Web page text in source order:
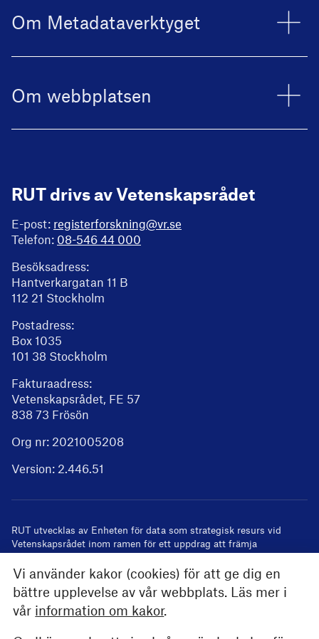
Vi använder kakor (cookies) för att ge dig en
bättre upplevelse av vår webbplats. Läs mer i
vår information om kakor.
Om Metadataverktyget
Om webbplatsen
RUT drivs av Vetenskapsrådet
E-post: registerforskning@vr.se
Telefon: 08-546 44 000
Besöksadress:
Hantverkargatan 11 B
112 21 Stockholm
Postadress:
Box 1035
101 38 Stockholm
Fakturaadress:
Vetenskapsrådet, FE 57
838 73 Frösön
Org nr: 2021005208
Version: 2.446.51
RUT utvecklas av Enheten för data som strategisk resurs vid
Vetenskapsrådet inom ramen för ett uppdrag att främja
användandet av registeruppgifter i forskning